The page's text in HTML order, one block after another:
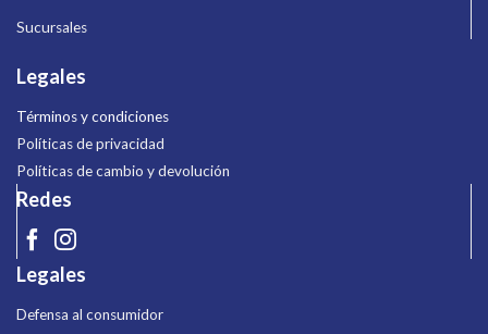
Sucursales
Legales
Términos y condiciones
Políticas de privacidad
Políticas de cambio y devolución
Redes
Legales
Defensa al consumidor